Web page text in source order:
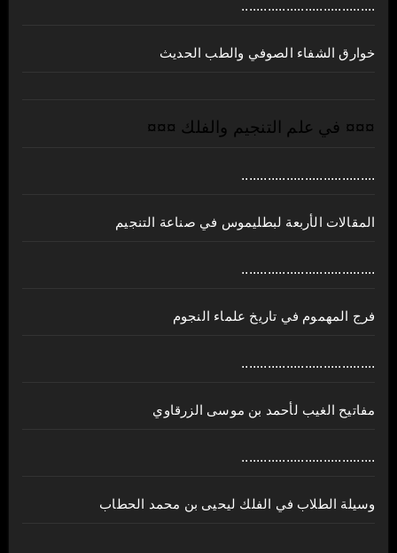
....................................
خوارق الشفاء الصوفي والطب الحديث
¤¤¤ في علم التنجيم والفلك ¤¤¤
....................................
المقالات الأربعة لبطليموس في صناعة التنجيم
....................................
فرج المهموم في تاريخ علماء النجوم
....................................
مفاتيح الغيب لأحمد بن موسى الزرقاوي
....................................
وسيلة الطلاب في الفلك ليحيى بن محمد الحطاب